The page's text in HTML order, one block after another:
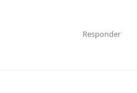
Responder